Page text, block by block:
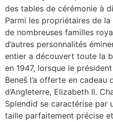
des tables de cérémonie à
Parmi les propriétaires de
de nombreuses familles
d’autres personnalités
entier a découvert toute la
en 1947, lorsque le
Beneš l’a offerte en
d’Angleterre, Elizabeth II.
Splendid se caractérise par
taille parfaitement précise